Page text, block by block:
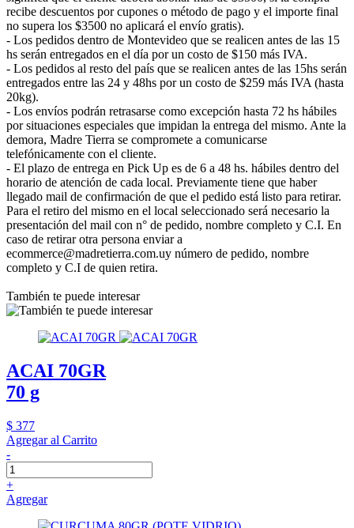
recibe descuentos por cupones o método de pago y el importe final
no supera los $3500 no aplicará el envío gratis).
- Los pedidos dentro de Montevideo que se realicen antes de las 15
hs serán entregados en el día por un costo de $150 más IVA.
- Los pedidos al resto del país que se realicen antes de las 15hs serán
entregados entre las 24 y 48hs por un costo de $259 más IVA (hasta
20kg).
- Los envíos podrán retrasarse como excepción hasta 72 hs hábiles
por situaciones especiales que impidan la entrega del mismo. Ante la
demora, Madre Tierra se compromete a comunicarse
telefónicamente con el cliente.
- El plazo de entrega en Pick Up es de 6 a 48 hs. hábiles dentro del
horario de atención de cada local. Previamente tiene que haber
llegado mail de confirmación de que el pedido está listo para retirar.
Para el retiro del mismo en el local seleccionado será necesario la
presentación del mail con n° de pedido, nombre completo y C.I. En
caso de retirar otra persona enviar a
ecommerce@madretierra.com.uy número de pedido, nombre
completo y C.I de quien retira.
También te puede interesar
ACAI 70GR
70 g
$ 377
Agregar al Carrito
-
+
Agregar